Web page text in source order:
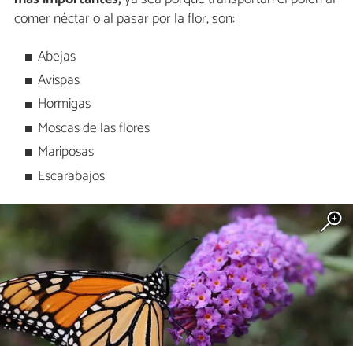
comer néctar o al pasar por la flor, son:
Abejas
Avispas
Hormigas
Moscas de las flores
Mariposas
Escarabajos